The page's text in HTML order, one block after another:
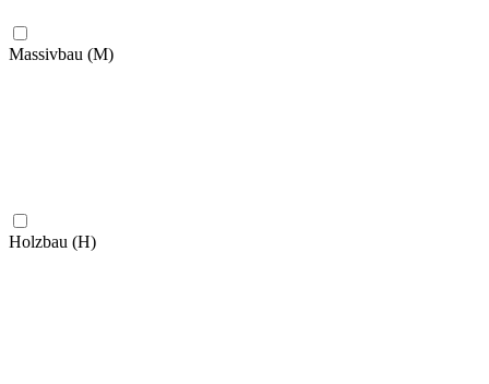
Massivbau (M)
Holzbau (H)